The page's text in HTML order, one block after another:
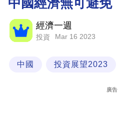
商
業
科
中國經濟無可避免
經濟一週
投資 Mar 16 2023
中國 投資展望2023
廣告